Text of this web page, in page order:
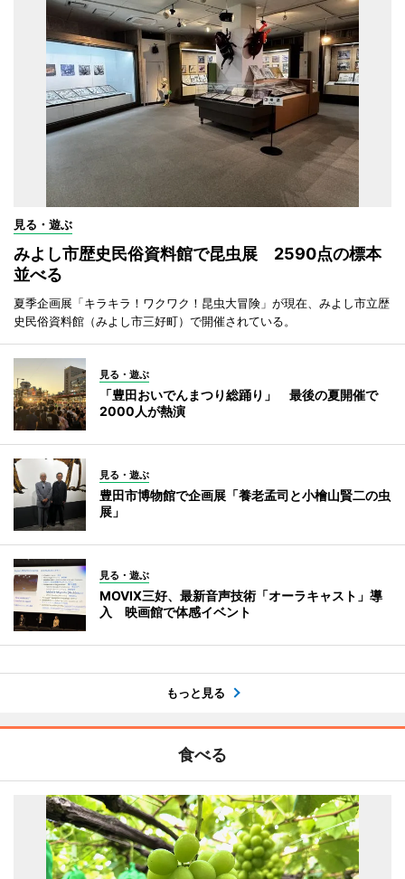
見る・遊ぶ
みよし市歴史民俗資料館で昆虫展 2590点の標本
並べる
夏季企画展「キラキラ！ワクワク！昆虫大冒険」が現在、みよし市立歴
史民俗資料館（みよし市三好町）で開催されている。
見る・遊ぶ
「豊田おいでんまつり総踊り」 最後の夏開催で
2000人が熱演
見る・遊ぶ
豊田市博物館で企画展「養老孟司と小檜山賢二の虫
展」
見る・遊ぶ
MOVIX三好、最新音声技術「オーラキャスト」導
入 映画館で体感イベント
もっと見る
食べる